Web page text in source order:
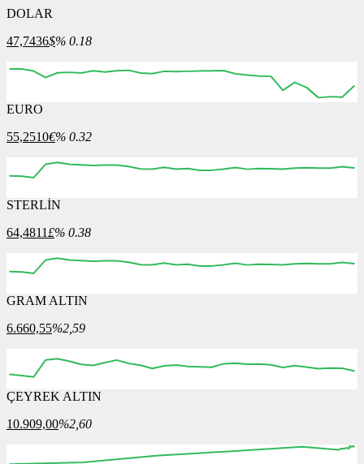
DOLAR
47,7436$% 0.18
EURO
55,2510€% 0.32
STERLİN
64,4811£% 0.38
GRAM ALTIN
6.660,55%2,59
ÇEYREK ALTIN
10.909,00%2,60